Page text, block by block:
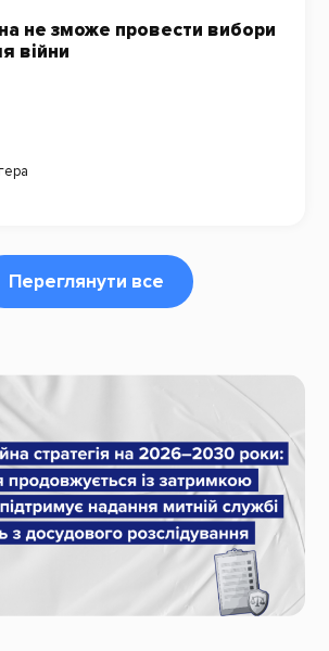
не зможе провести вибори
війни
Переглянути все